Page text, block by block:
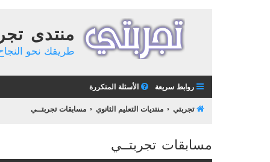
منتدى
طريقك نحو النجاح
روابط سريعة الأسئلة المتكررة
تجربتي منتديات التعليم الثانوي مسابقات تجربتــي
مسابقات تجربتــي